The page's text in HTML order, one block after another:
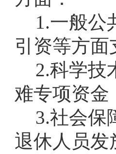
1.一般公
引资等方面
2.科学技
难专项资金
3.社会保
退休人员发